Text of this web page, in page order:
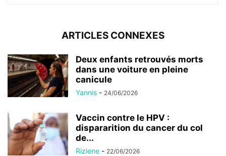
ARTICLES CONNEXES
Deux enfants retrouvés morts
dans une voiture en pleine
canicule
Yannis - 24/06/2026
Vaccin contre le HPV :
dispararition du cancer du col
de...
Rizlene - 22/06/2026